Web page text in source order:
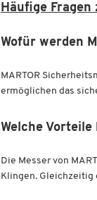
Häufige Fragen
Wofür werden
MARTOR
ermöglichen das
Welche
Die Messer von
Klingen. Gleichzeitig